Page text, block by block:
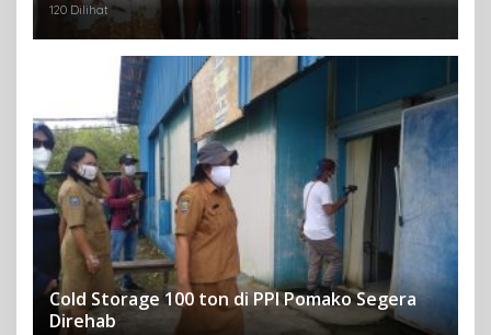
120 Dilihat
Cold Storage 100 ton di PPI Pomako Segera
Direhab